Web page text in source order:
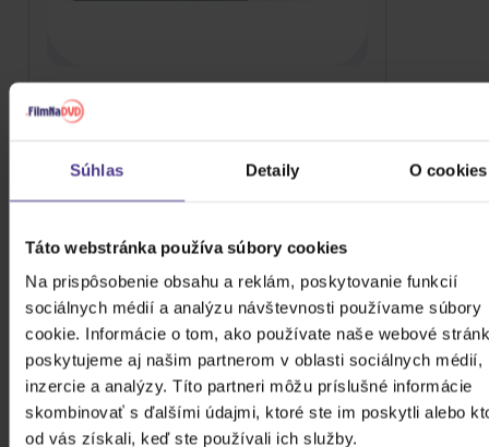
Súhlas Detaily O cookies
Táto webstránka používa súbory cookies
Na prispôsobenie obsahu a reklám, poskytovanie funkcií
sociálnych médií a analýzu návštevnosti používame súbory
cookie. Informácie o tom, ako používate naše webové
poskytujeme aj našim partnerom v oblasti sociálnych médií,
inzercie a analýzy. Títo partneri môžu príslušné informácie
skombinovať s ďalšími údajmi, ktoré ste im poskytli alebo
od vás získali, keď ste používali ich služby.
SOUNDTRACK: WILLIAMS JOHN:
PHILOSOPHER'S STONE
2Vinyl
Skladom 37,70 €
DO KOŠÍKA